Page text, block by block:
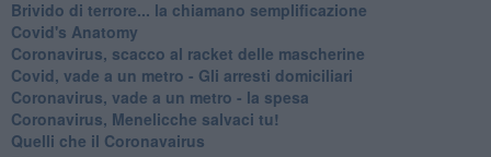
Brivido di terrore... la chiamano semplificazione
Covid's Anatomy
Coronavirus, scacco al racket delle mascherine
Covid, vade a un metro - Gli arresti domiciliari
Coronavirus, vade a un metro - la spesa
Coronavirus, Menelicche salvaci tu!
Quelli che il Coronavairus